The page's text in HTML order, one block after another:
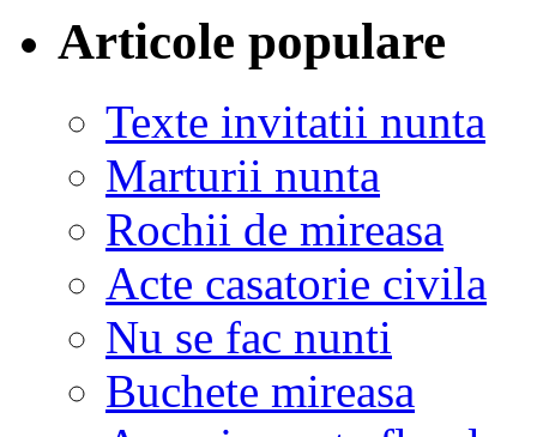
Articole populare
Texte invitatii nunta
Marturii nunta
Rochii de mireasa
Acte casatorie civila
Nu se fac nunti
Buchete mireasa